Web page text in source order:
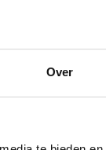
Over